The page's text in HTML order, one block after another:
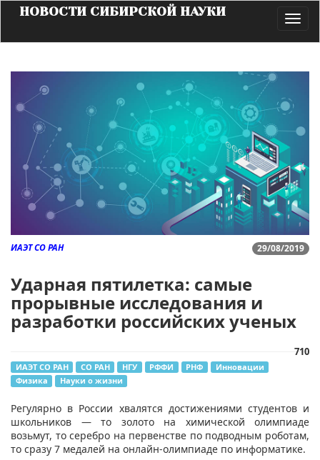
НОВОСТИ СИБИРСКОЙ НАУКИ
29/08/2019
ИАЭТ СО РАН
Ударная пятилетка: самые
прорывные исследования и
разработки российских ученых
710
ИАЭТ СО РАН СО РАН НГУ РФФИ РНФ
Инновации
Физика
Науки о жизни
​Регулярно в России хвалятся достижениями студентов и
школьников — то золото на химической олимпиаде
возьмут, то серебро на первенстве по подводным роботам,
то сразу 7 медалей на онлайн-олимпиаде по информатике.